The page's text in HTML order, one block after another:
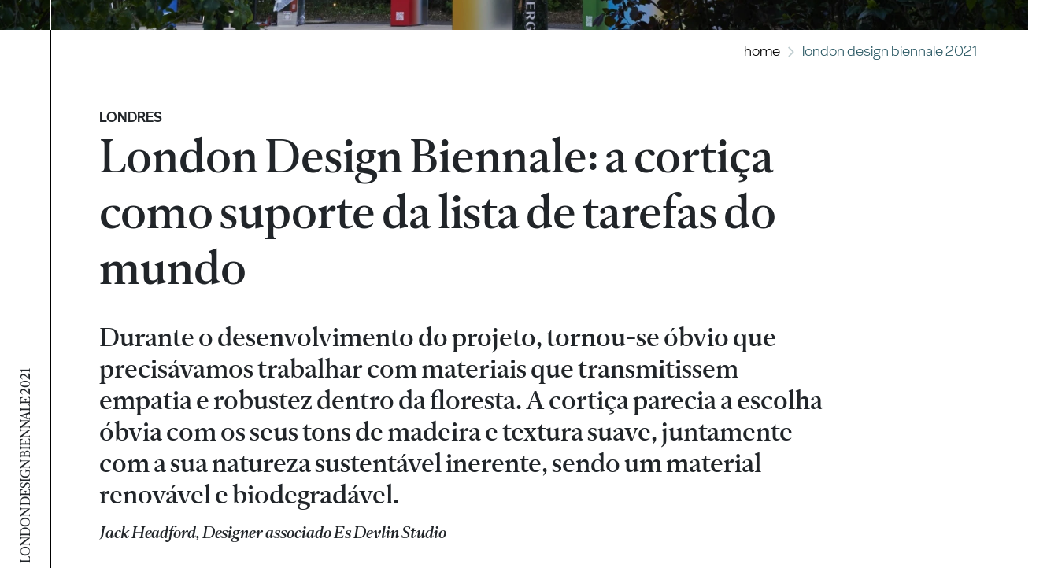
LONDON DESIGN BIENNALE 2021
home london design biennale 2021
LONDRES
London Design Biennale: a cortiça
como suporte da lista de tarefas do
mundo
Durante o desenvolvimento do projeto, tornou-se óbvio que
precisávamos trabalhar com materiais que transmitissem
empatia e robustez dentro da floresta. A cortiça parecia a escolha
óbvia com os seus tons de madeira e textura suave, juntamente
com a sua natureza sustentável inerente, sendo um material
renovável e biodegradável.
Jack Headford, Designer associado Es Devlin Studio